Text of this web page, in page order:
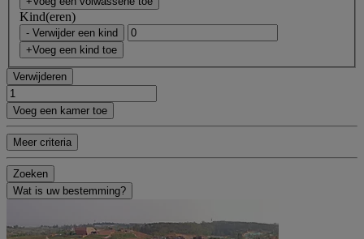
Kind(eren)
- Verwijder een kind
+Voeg een kind toe
Verwijderen
Voeg een kamer toe
Meer criteria
Zoeken
Wat is uw bestemming?